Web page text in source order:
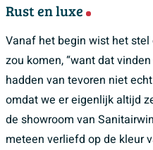
Rust en luxe
Vanaf het begin wist het
zou komen, “want dat
hadden van tevoren niet
omdat we er eigenlijk altijd
de showroom van
meteen verliefd op de kleur